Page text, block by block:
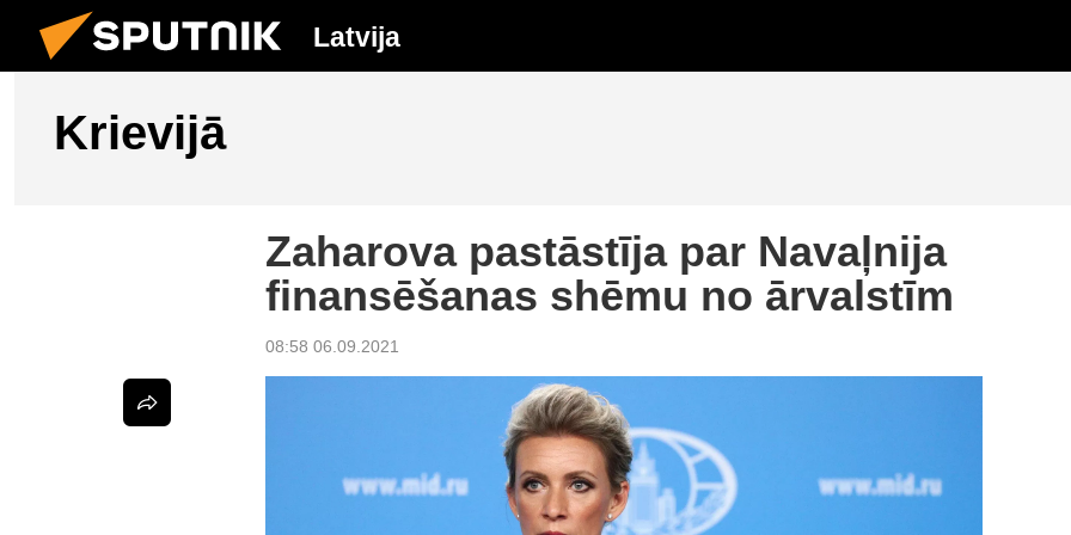
Latvija
Krievijā
Zaharova pastāstīja par Navaļnija
finansēšanas shēmu no ārvalstīm
08:58 06.09.2021